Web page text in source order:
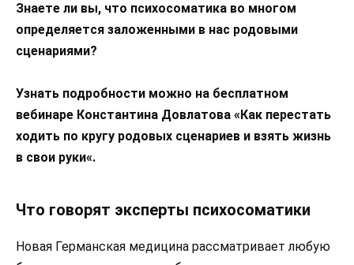
Знаете ли вы, что психосоматика во многом
определяется заложенными в нас родовыми
сценариями?
Узнать подробности можно на бесплатном
вебинаре Константина Довлатова «Как перестать
ходить по кругу родовых сценариев и взять жизнь
в свои руки«.
Что говорят эксперты психосоматики
Новая Германская медицина рассматривает любую